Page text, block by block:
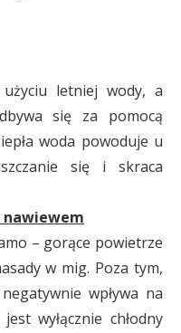
letniej wody, a
się za pomocą
woda powoduje u
się i skraca
nawiewem
– gorące powietrze
w mig. Poza tym,
wpływa na
wyłącznie chłodny